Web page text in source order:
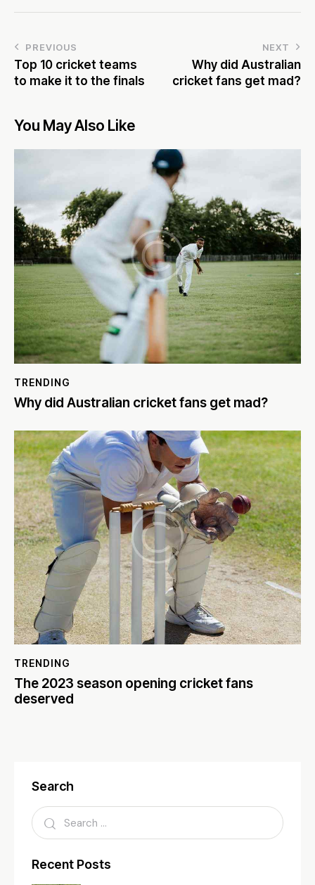
PREVIOUS
Top 10 cricket teams
to make it to the finals
NEXT
Why did Australian
cricket fans get mad?
You May Also Like
TRENDING
Why did Australian cricket fans get mad?
TRENDING
The 2023 season opening cricket fans
deserved
Search
Recent Posts